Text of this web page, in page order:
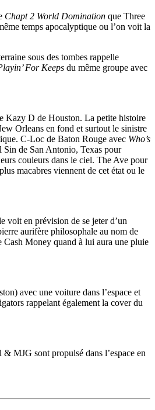
Chapt 2 World Domination que Three
temps apocalyptique ou l’on voit la
sous des tombes rappelle
For Keeps du même groupe avec
Kazy D de Houston. La petite histoire
Orleans en fond et surtout le sinistre
C-Loc de Baton Rouge avec Who’s
de San Antonio, Texas pour
couleurs dans le ciel. The Ave pour
macabres viennent de cet état ou le
voit en prévision de se jeter d’un
aurifère philosophale au nom de
Cash Money quand à lui aura une pluie
avec une voiture dans l’espace et
rappelant également la cover du
MJG sont propulsé dans l’espace en